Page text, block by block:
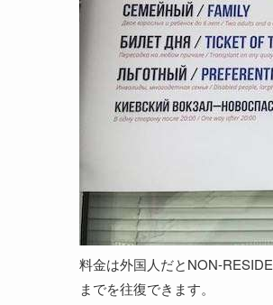
料金は外国人だとNON-
までを往復できます。